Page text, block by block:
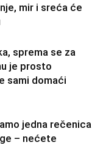
mir i sreća će
sprema se za
je prosto
sami domaći
jedna rečenica
– nećete